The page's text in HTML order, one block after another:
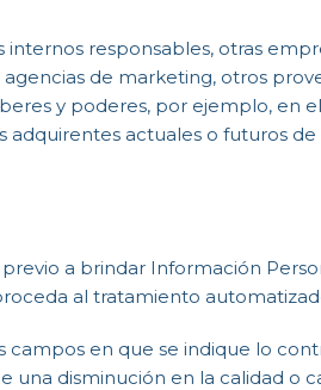
responsables, otras
de marketing, otros
y poderes, por ejemplo, en
actuales o futuros
a brindar Información
al tratamiento
en que se indique lo
disminución en la calidad o